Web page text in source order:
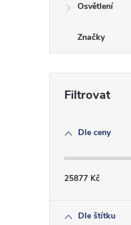
Osvětlení
Značky
Dle ceny
25877 Kč
Dle štítku